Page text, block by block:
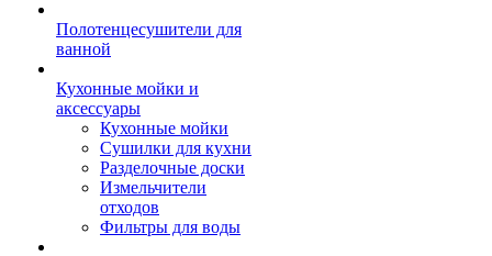
Полотенцесушители для
ванной
Кухонные мойки и
аксессуары
Кухонные мойки
Сушилки для кухни
Разделочные доски
Измельчители
отходов
Фильтры для воды